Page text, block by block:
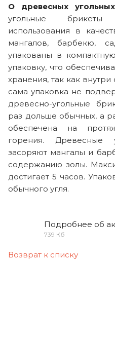
О древесных
угольные
использования в
мангалов, барбекю,
упакованы в
упаковку, что
хранения, так как внутри
сама упаковка не
древесно-угольные
раз дольше обычных, а
обеспечена на
горения. Древесные
засоряют мангалы и
содержанию золы.
достигает 5 часов.
обычного угля.
Подробнее об
739 Кб
Возврат к списку